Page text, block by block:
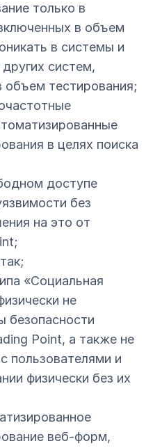
только в
в объем
в системы и
систем,
объем тестирования;
в целях поиска
доступе
без
на это от
«Социальная
не
безопасности
Point, а также не
пользователями и
физически без их
веб-форм,